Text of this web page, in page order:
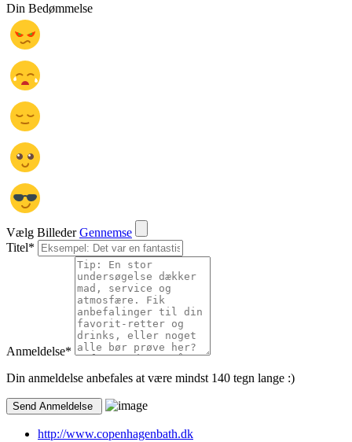
Din Bedømmelse
Vælg Billeder Gennemse
Titel*
Anmeldelse*
Din anmeldelse anbefales at være mindst 140 tegn lange :)
http://www.copenhagenbath.dk